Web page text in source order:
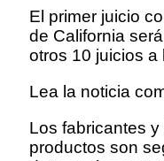
El primer juicio
de California
otros 10 juicios a
Lea la noticia
Los fabricantes
productos son